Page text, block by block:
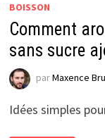
BOISSON
Comment
sans sucre
parMaxence
Idées simples